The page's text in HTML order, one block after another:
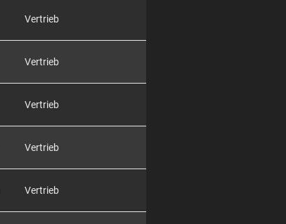
Vertrieb
Vertrieb
Vertrieb
Vertrieb
Vertrieb